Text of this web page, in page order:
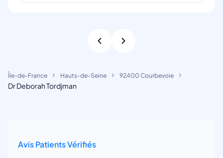
Île-de-France Hauts-de-Seine 92400 Courbevoie
Dr Deborah Tordjman
Avis Patients Vérifiés